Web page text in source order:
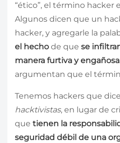
“ético”, el término hacker
Algunos dicen que un
hacker, y agregarle la
el hecho de que se
manera furtiva y engañosa
argumentan que el
Tenemos hackers que
hacktivistas, en lugar de
que tienen la
seguridad débil de una